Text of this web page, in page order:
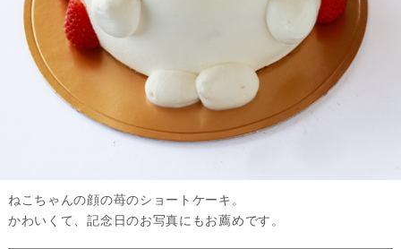
ねこちゃんの顔の苺のショートケーキ。
かわいくて、記念日のお写真にもお薦めです。